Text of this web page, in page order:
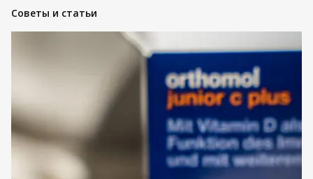
Советы и статьи